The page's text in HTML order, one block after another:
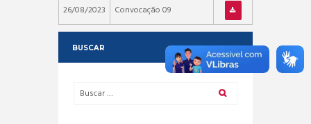
26/08/2023 Convocação 09
BUSCAR